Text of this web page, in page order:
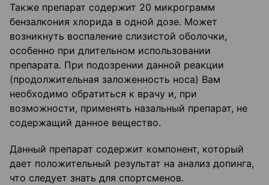
Также препарат содержит 20 микрограмм
бензалкония хлорида в одной дозе. Может
возникнуть воспаление слизистой оболочки,
особенно при длительном использовании
препарата. При подозрении данной реакции
(продолжительная заложенность носа) Вам
необходимо обратиться к врачу и, при
возможности, применять назальный препарат, не
содержащий данное вещество.
Данный препарат содержит компонент, который
дает положительный результат на анализ допинга,
что следует знать для спортсменов.